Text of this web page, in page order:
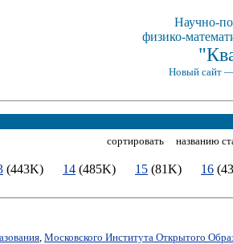
Научно-
физико-
Новый сайт
сортировать названию
(443K) 14 (485K) 15 (81K) 16
, Московского Института Открытого